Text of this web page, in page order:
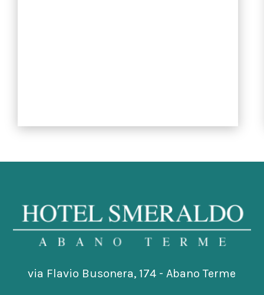
via Flavio Busonera, 174 - Abano Terme